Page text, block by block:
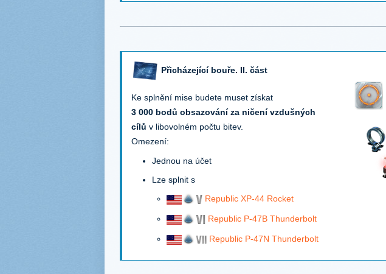
Přicházející bouře. II. část
Ke splnění mise budete muset získat
3 000 bodů obsazování za ničení vzdušných
cílů v libovolném počtu bitev.
Omezení:
Jednou na účet
Lze splnit s
Republic XP-44 Rocket
Republic P-47B Thunderbolt
Republic P-47N Thunderbolt